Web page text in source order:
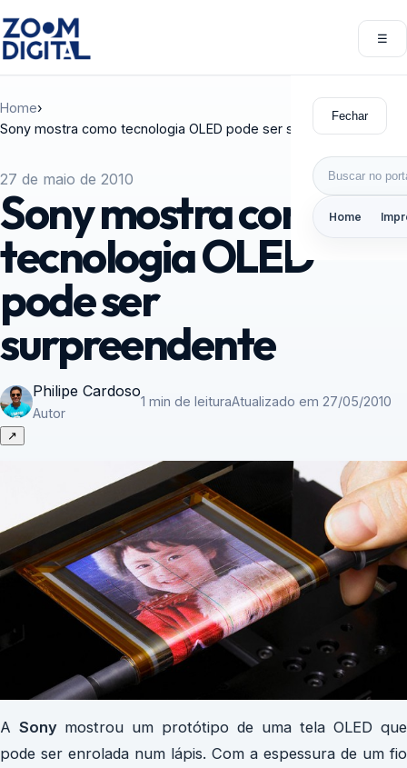
☰
Fechar
Buscar por:
Home
Home›
Sony mostra como tecnologia OLED pode ser surpreendente
27 de maio de 2010
Sony mostra como
tecnologia OLED
pode ser
surpreendente
Philipe Cardoso
Autor
1 min de leituraAtualizado em 27/05/2010
↗
A Sony mostrou um protótipo de uma tela OLED que
pode ser enrolada num lápis. Com a espessura de um fio